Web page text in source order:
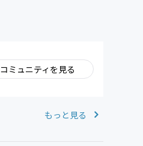
コミュニティを見る
もっと見る